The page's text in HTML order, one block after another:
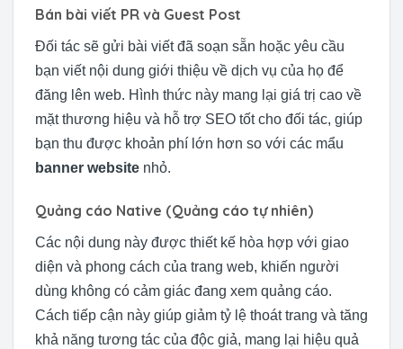
Bán bài viết PR và Guest Post
Đối tác sẽ gửi bài viết đã soạn sẵn hoặc yêu cầu
bạn viết nội dung giới thiệu về dịch vụ của họ để
đăng lên web. Hình thức này mang lại giá trị cao về
mặt thương hiệu và hỗ trợ SEO tốt cho đối tác, giúp
bạn thu được khoản phí lớn hơn so với các mẩu
banner website nhỏ.
Quảng cáo Native (Quảng cáo tự nhiên)
Các nội dung này được thiết kế hòa hợp với giao
diện và phong cách của trang web, khiến người
dùng không có cảm giác đang xem quảng cáo.
Cách tiếp cận này giúp giảm tỷ lệ thoát trang và tăng
khả năng tương tác của độc giả, mang lại hiệu quả